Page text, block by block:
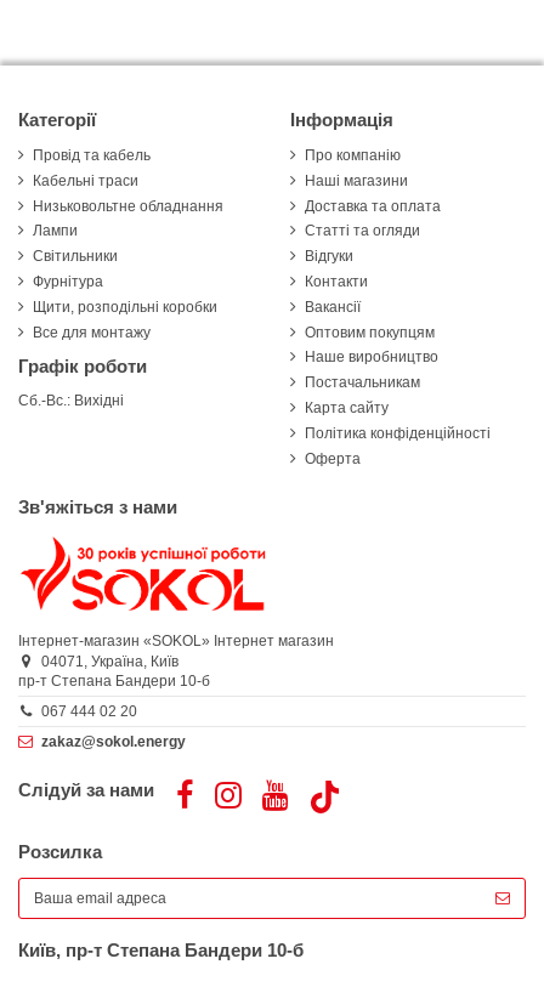
Категорії
Провід та кабель
Кабельні траси
Низьковольтне обладнання
Лампи
Світильники
Фурнітура
Щити, розподільні коробки
Все для монтажу
Графік роботи
Сб.-Вс.: Вихідні
Інформація
Про компанію
Наші магазини
Доставка та оплата
Статті та огляди
Відгуки
Контакти
Вакансії
Оптовим покупцям
Наше виробництво
Постачальникам
Карта сайту
Політика конфіденційності
Оферта
Зв'яжіться з нами
Інтернет-магазин «SOKOL» Інтернет магазин
04071, Україна, Київ
пр-т Степана Бандери 10-б
067 444 02 20
zakaz@sokol.energy
Слідуй за нами
Розсилка
Київ, пр-т Степана Бандери 10-б